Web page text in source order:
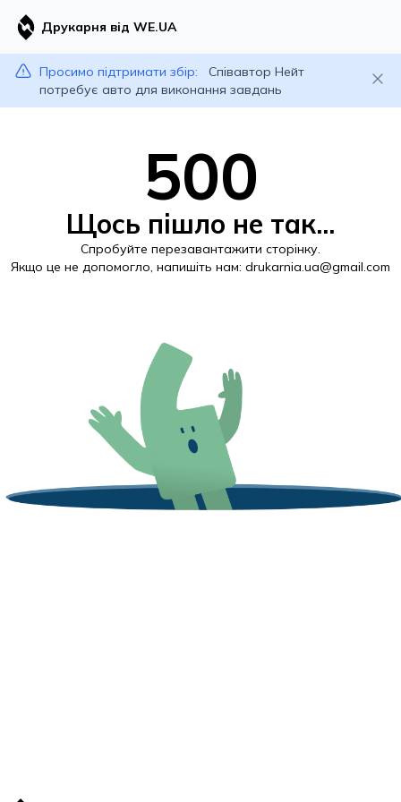
Друкарня від WE.UA
Просимо підтримати збір:
Співавтор Нейт
потребує авто для виконання завдань
500
Щось пішло не так...
Спробуйте перезавантажити сторінку.
Якщо це не допомогло, напишіть нам: drukarnia.ua@gmail.com